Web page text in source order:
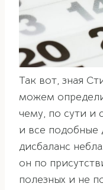
Так вот, зная
можем
чему, по сути и
и все подобные
дисбаланс
он по
полезных и не